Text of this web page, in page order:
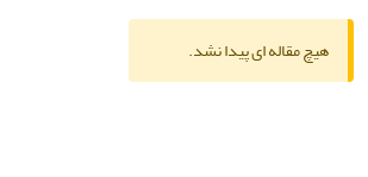
هیچ مقاله ای پیدا نشد.